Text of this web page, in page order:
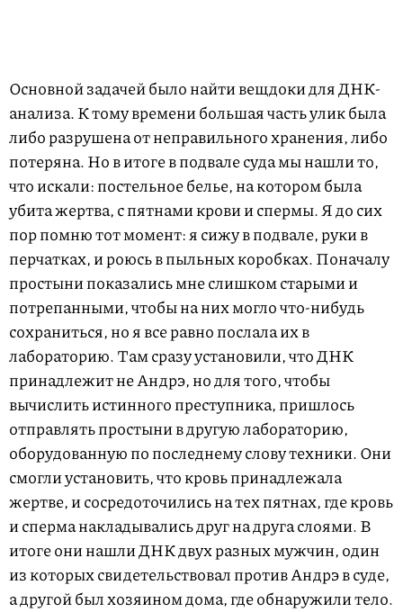
Основной задачей было найти вещдоки для ДНК-
анализа. К тому времени большая часть улик была
либо разрушена от неправильного хранения, либо
потеряна. Но в итоге в подвале суда мы нашли то,
что искали: постельное белье, на котором была
убита жертва, с пятнами крови и спермы. Я до сих
пор помню тот момент: я сижу в подвале, руки в
перчатках, и роюсь в пыльных коробках. Поначалу
простыни показались мне слишком старыми и
потрепанными, чтобы на них могло что-нибудь
сохраниться, но я все равно послала их в
лабораторию. Там сразу установили, что ДНК
принадлежит не Андрэ, но для того, чтобы
вычислить истинного преступника, пришлось
отправлять простыни в другую лабораторию,
оборудованную по последнему слову техники. Они
смогли установить, что кровь принадлежала
жертве, и сосредоточились на тех пятнах, где кровь
и сперма накладывались друг на друга слоями. В
итоге они нашли ДНК двух разных мужчин, один
из которых свидетельствовал против Андрэ в суде,
а другой был хозяином дома, где обнаружили тело.